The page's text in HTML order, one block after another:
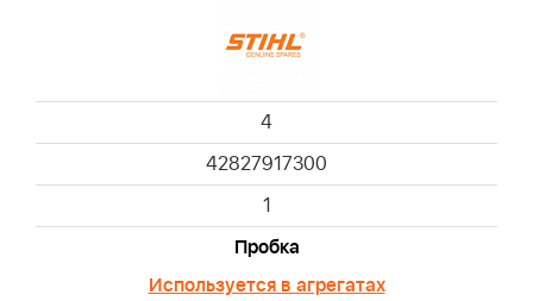
4
42827917300
1
Пробка
Используется в агрегатах